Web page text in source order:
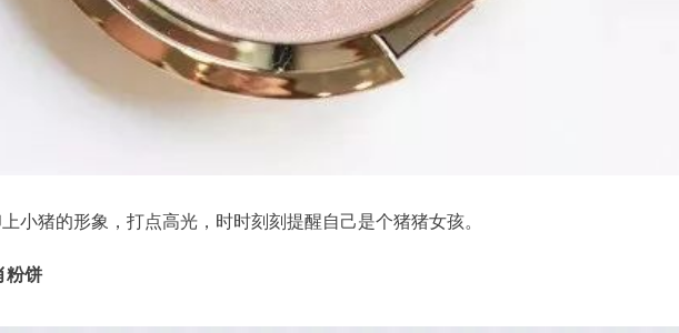
小猪的形象，打点高光，时时刻刻提醒自己是个猪猪女孩。
粉饼